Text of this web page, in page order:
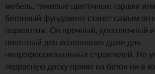
мебель, тяжелые цветочные горшки
бетонный фундамент станет самым
вариантом. Он прочный, долговечный и
понятный для исполнения даже для
непрофессиональных строителей. Но
террасную доску прямо на бетон ни в